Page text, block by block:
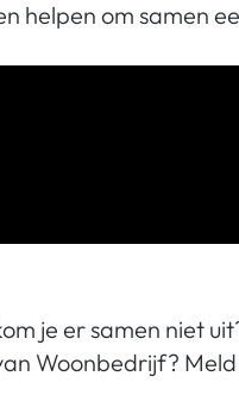
helpen om samen
je er samen niet
Woonbedrijf?